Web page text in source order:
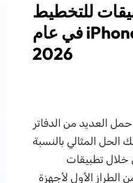
تطبيقات للتخطيط
لأجهزة iPad وiPhone في عام
2026
العديد من الدفاتر
الحل المثالي بالنسبة
تطبيقات
الطراز الأول لأجهزة